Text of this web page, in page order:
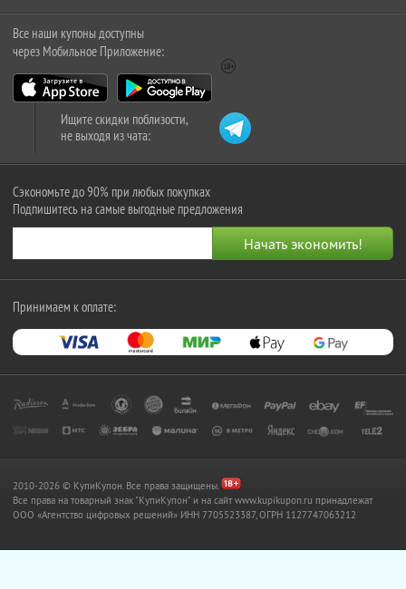
Все наши купоны доступны
через Мобильное Приложение:
Ищите скидки поблизости,
не выходя из чата:
Сэкономьте до 90% при любых покупках
Подпишитесь на самые выгодные предложения
Принимаем к оплате:
2010-2026 © КупиКупон. Все права защищены.
Все права на товарный знак "КупиКупон" и на сайт www.kupikupon.ru принадлежат
OOO «Агентство цифровых решений» ИНН 7705523387, ОГРН 1127747063212